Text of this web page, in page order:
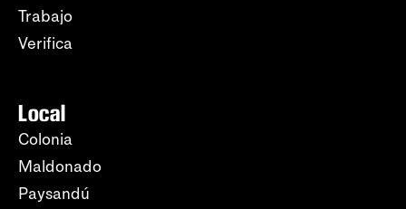
Trabajo
Verifica
Local
Colonia
Maldonado
Paysandú